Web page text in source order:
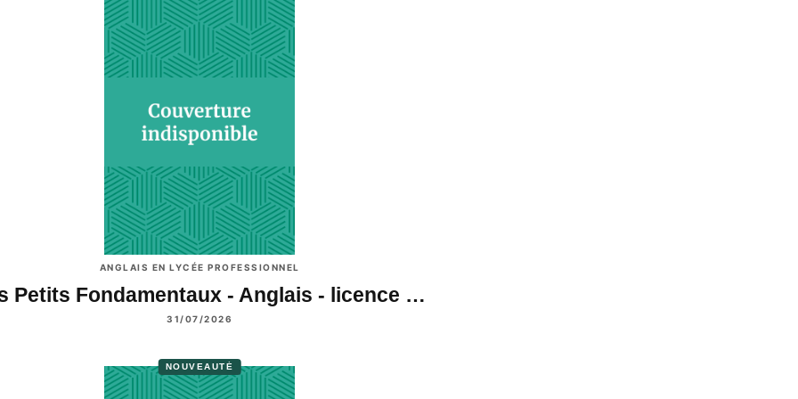
ANGLAIS EN LYCÉE PROFESSIONNEL
Petits Fondamentaux - Anglais - licence …
31/07/2026
NOUVEAUTÉ